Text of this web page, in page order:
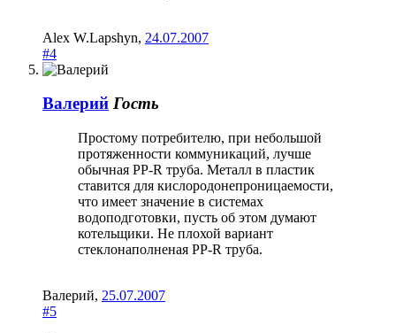
Alex W.Lapshyn, 24.07.2007
#4
Валерий Гость
Простому потребителю, при небольшой
протяженности коммуникаций, лучше
обычная PP-R труба. Металл в пластик
ставится для кислородонепроницаемости,
что имеет значение в системах
водоподготовки, пусть об этом думают
котельщики. Не плохой вариант
стеклонаполненая PP-R труба.
Валерий, 25.07.2007
#5